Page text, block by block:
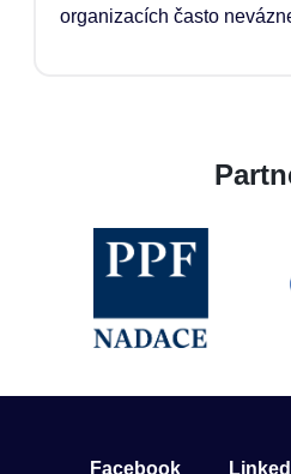
organizacích často
organizace potřebuje, jak
naplňuje své poslání.
Facebook